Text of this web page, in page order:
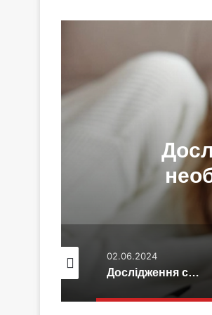
02.06.2024
Дослідження спростовує, що сон необхідний для очищення мозку